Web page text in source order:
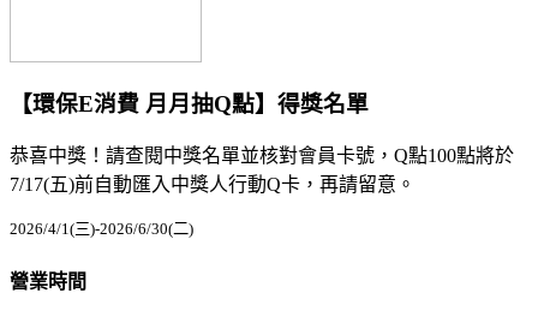
【環保E消費 月月抽Q點】得獎名單
恭喜中獎！請查閱中獎名單並核對會員卡號，Q點100點將於
7/17(五)前自動匯入中獎人行動Q卡，再請留意。
2026/4/1(三)-2026/6/30(二)
營業時間